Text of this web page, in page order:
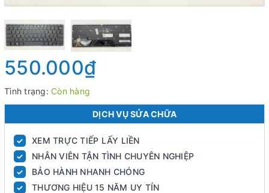
550.000₫
Tình trạng: Còn hàng
DỊCH VỤ SỬA CHỮA
✓ XEM TRỰC TIẾP LẤY LIỀN
✓ NHÂN VIÊN TẬN TÌNH CHUYÊN NGHIỆP
✓ BẢO HÀNH NHANH CHÓNG
✓ THƯƠNG HIỆU 15 NĂM UY TÍN